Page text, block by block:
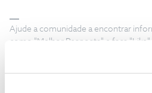
Ajude a comunidade a encontrar
como "Melhor Resposta" e faça